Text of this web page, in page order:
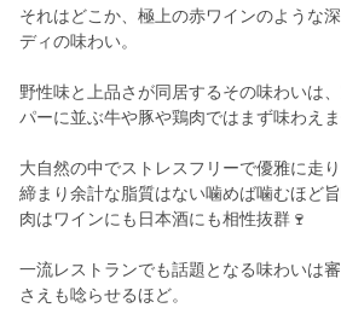
それはどこか、極上の赤ワインのような
ディの味わい。
野性味と上品さが同居するその味わいは
パーに並ぶ牛や豚や鶏肉ではまず味わえま
大自然の中でストレスフリーで優雅に走
締まり余計な脂質はない噛めば噛むほど
肉はワインにも日本酒にも相性抜群🍷
一流レストランでも話題となる味わいは
さえも唸らせるほど。